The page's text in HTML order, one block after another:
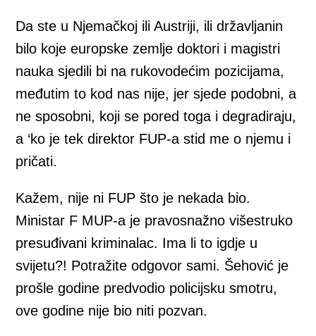
Da ste u Njemačkoj ili Austriji, ili državljanin
bilo koje europske zemlje doktori i magistri
nauka sjedili bi na rukovodećim pozicijama,
međutim to kod nas nije, jer sjede podobni, a
ne sposobni, koji se pored toga i degradiraju,
a ‘ko je tek direktor FUP-a stid me o njemu i
pričati.
Kažem, nije ni FUP što je nekada bio.
Ministar F MUP-a je pravosnažno višestruko
presuđivani kriminalac. Ima li to igdje u
svijetu?! Potražite odgovor sami. Šehović je
prošle godine predvodio policijsku smotru,
ove godine nije bio niti pozvan.